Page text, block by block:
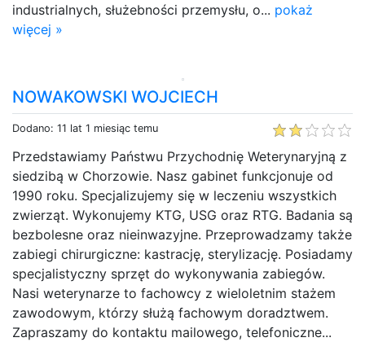
industrialnych, służebności przemysłu, o... pokaż
więcej »
NOWAKOWSKI WOJCIECH
Dodano: 11 lat 1 miesiąc temu
Przedstawiamy Państwu Przychodnię Weterynaryjną z
siedzibą w Chorzowie. Nasz gabinet funkcjonuje od
1990 roku. Specjalizujemy się w leczeniu wszystkich
zwierząt. Wykonujemy KTG, USG oraz RTG. Badania są
bezbolesne oraz nieinwazyjne. Przeprowadzamy także
zabiegi chirurgiczne: kastrację, sterylizację. Posiadamy
specjalistyczny sprzęt do wykonywania zabiegów.
Nasi weterynarze to fachowcy z wieloletnim stażem
zawodowym, którzy służą fachowym doradztwem.
Zapraszamy do kontaktu mailowego, telefoniczne...